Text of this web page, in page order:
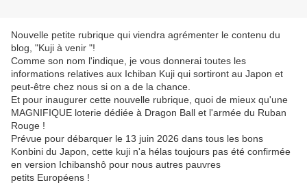
Nouvelle petite rubrique qui viendra agrémenter le contenu du
blog, "Kuji à venir "!
Comme son nom l'indique, je vous donnerai toutes les
informations relatives aux Ichiban Kuji qui sortiront au Japon et
peut-être chez nous si on a de la chance.
Et pour inaugurer cette nouvelle rubrique, quoi de mieux qu'une
MAGNIFIQUE loterie dédiée à Dragon Ball et l'armée du Ruban
Rouge !
Prévue pour débarquer le 13 juin 2026 dans tous les bons
Konbini du Japon, cette kuji n'a hélas toujours pas été confirmée
en version Ichibanshô pour nous autres pauvres
petits Européens !